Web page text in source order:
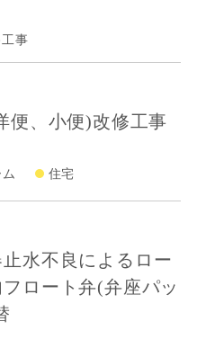
事
便、小便)改修工事
住宅
水不良によるロー
ロート弁(弁座パッ